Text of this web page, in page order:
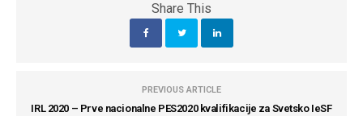
Share This
PREVIOUS ARTICLE
IRL 2020 – Prve nacionalne PES2020 kvalifikacije za Svetsko IeSF